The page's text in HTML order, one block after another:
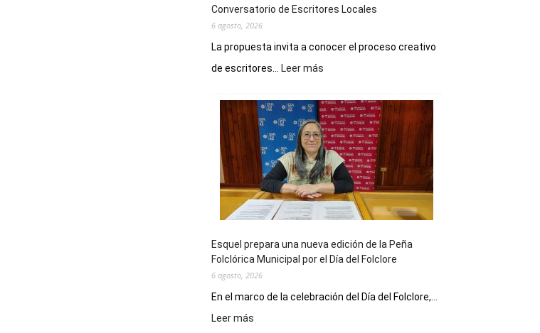
Conversatorio de Escritores Locales
6 agosto, 2026
La propuesta invita a conocer el proceso creativo
de escritores...
Leer más
Municipal
celebra
sus
90
años
con
un
Conversatorio
Escritores
Locales
Esquel prepara una nueva edición de la Peña
Folclórica Municipal por el Día del Folclore
6 agosto, 2026
En el marco de la celebración del Día del Folclore,...
Leer más